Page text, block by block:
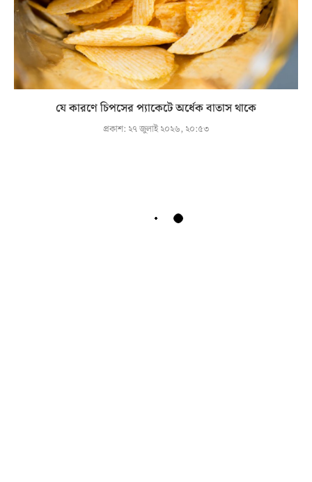
যে কারণে চিপসের প্যাকেটে অর্ধেক বাতাস থাকে
প্রকাশ: ২৭ জুলাই ২০২৬, ২০:৫৩